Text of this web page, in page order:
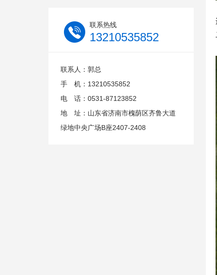
联系热线
13210535852
联系人：郭总
手 机：13210535852
电 话：0531-87123852
地 址：山东省济南市槐荫区齐鲁大道
绿地中央广场B座2407-2408